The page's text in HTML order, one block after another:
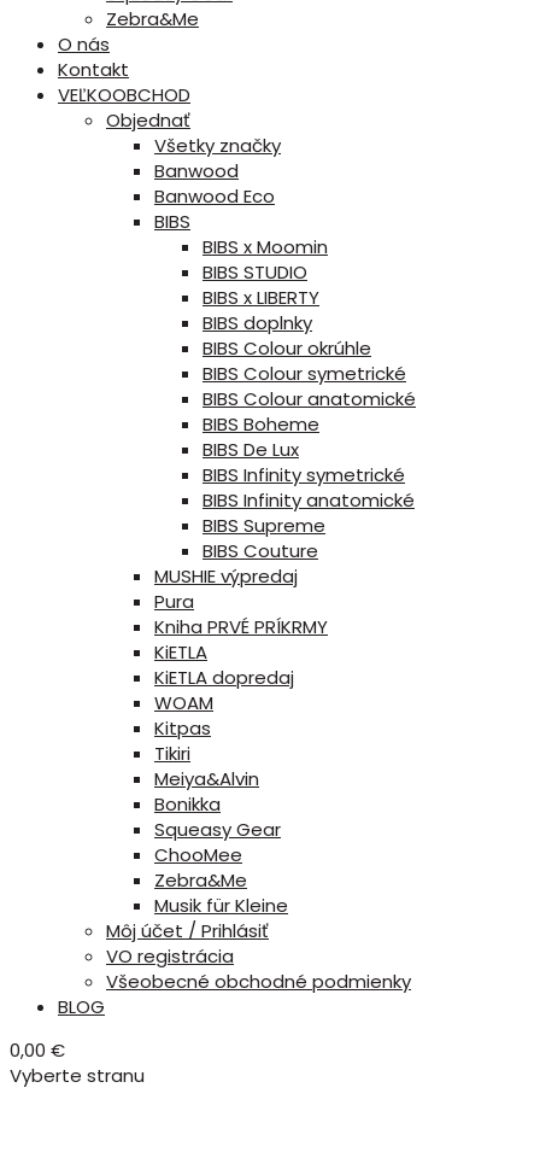
Zebra&Me
O nás
Kontakt
VEĽKOOBCHOD
Objednať
Všetky značky
Banwood
Banwood Eco
BIBS
BIBS x Moomin
BIBS STUDIO
BIBS x LIBERTY
BIBS doplnky
BIBS Colour okrúhle
BIBS Colour symetrické
BIBS Colour anatomické
BIBS Boheme
BIBS De Lux
BIBS Infinity symetrické
BIBS Infinity anatomické
BIBS Supreme
BIBS Couture
MUSHIE výpredaj
Pura
Kniha PRVÉ PRÍKRMY
KiETLA
KiETLA dopredaj
WOAM
Kitpas
Tikiri
Meiya&Alvin
Bonikka
Squeasy Gear
ChooMee
Zebra&Me
Musik für Kleine
Môj účet / Prihlásiť
VO registrácia
Všeobecné obchodné podmienky
BLOG
0,00 €
Vyberte stranu